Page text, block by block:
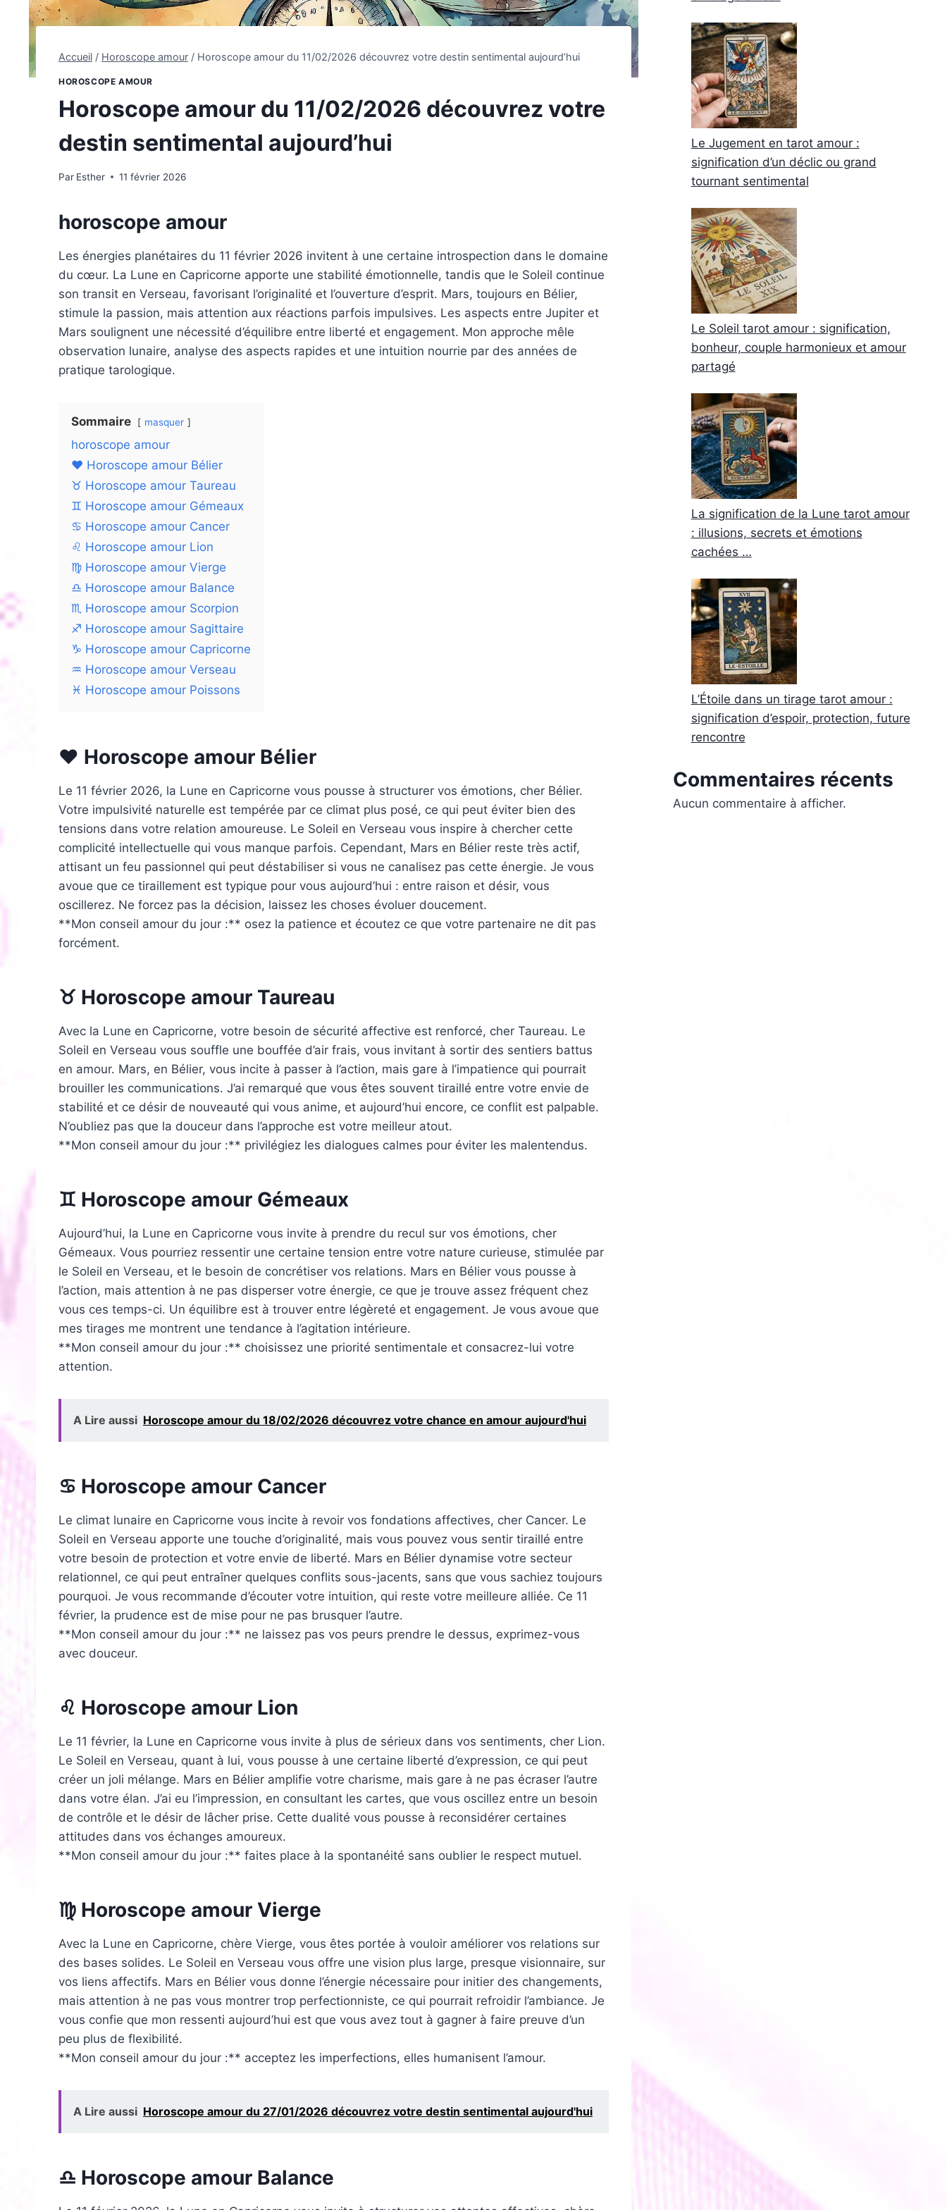
Accueil / Horoscope amour / Horoscope amour du 11/02/2026 découvrez votre destin sentimental aujourd’hui
HOROSCOPE AMOUR
Horoscope amour du 11/02/2026 découvrez votre
destin sentimental aujourd’hui
Par Esther 11 février 2026
horoscope amour
Les énergies planétaires du 11 février 2026 invitent à une certaine introspection dans le domaine
du cœur. La Lune en Capricorne apporte une stabilité émotionnelle, tandis que le Soleil continue
son transit en Verseau, favorisant l’originalité et l’ouverture d’esprit. Mars, toujours en Bélier,
stimule la passion, mais attention aux réactions parfois impulsives. Les aspects entre Jupiter et
Mars soulignent une nécessité d’équilibre entre liberté et engagement. Mon approche mêle
observation lunaire, analyse des aspects rapides et une intuition nourrie par des années de
pratique tarologique.
Sommaire masquer
horoscope amour
❤️ Horoscope amour Bélier
♉ Horoscope amour Taureau
♊ Horoscope amour Gémeaux
♋ Horoscope amour Cancer
♌ Horoscope amour Lion
♍ Horoscope amour Vierge
♎ Horoscope amour Balance
♏ Horoscope amour Scorpion
♐ Horoscope amour Sagittaire
♑ Horoscope amour Capricorne
♒ Horoscope amour Verseau
♓ Horoscope amour Poissons
❤️ Horoscope amour Bélier
Le 11 février 2026, la Lune en Capricorne vous pousse à structurer vos émotions, cher Bélier.
Votre impulsivité naturelle est tempérée par ce climat plus posé, ce qui peut éviter bien des
tensions dans votre relation amoureuse. Le Soleil en Verseau vous inspire à chercher cette
complicité intellectuelle qui vous manque parfois. Cependant, Mars en Bélier reste très actif,
attisant un feu passionnel qui peut déstabiliser si vous ne canalisez pas cette énergie. Je vous
avoue que ce tiraillement est typique pour vous aujourd’hui : entre raison et désir, vous
oscillerez. Ne forcez pas la décision, laissez les choses évoluer doucement.
**Mon conseil amour du jour :** osez la patience et écoutez ce que votre partenaire ne dit pas
forcément.
♉ Horoscope amour Taureau
Avec la Lune en Capricorne, votre besoin de sécurité affective est renforcé, cher Taureau. Le
Soleil en Verseau vous souffle une bouffée d’air frais, vous invitant à sortir des sentiers battus
en amour. Mars, en Bélier, vous incite à passer à l’action, mais gare à l’impatience qui pourrait
brouiller les communications. J’ai remarqué que vous êtes souvent tiraillé entre votre envie de
stabilité et ce désir de nouveauté qui vous anime, et aujourd’hui encore, ce conflit est palpable.
N’oubliez pas que la douceur dans l’approche est votre meilleur atout.
**Mon conseil amour du jour :** privilégiez les dialogues calmes pour éviter les malentendus.
♊ Horoscope amour Gémeaux
Aujourd’hui, la Lune en Capricorne vous invite à prendre du recul sur vos émotions, cher
Gémeaux. Vous pourriez ressentir une certaine tension entre votre nature curieuse, stimulée par
le Soleil en Verseau, et le besoin de concrétiser vos relations. Mars en Bélier vous pousse à
l’action, mais attention à ne pas disperser votre énergie, ce que je trouve assez fréquent chez
vous ces temps-ci. Un équilibre est à trouver entre légèreté et engagement. Je vous avoue que
mes tirages me montrent une tendance à l’agitation intérieure.
**Mon conseil amour du jour :** choisissez une priorité sentimentale et consacrez-lui votre
attention.
A Lire aussi Horoscope amour du 18/02/2026 découvrez votre chance en amour aujourd'hui
♋ Horoscope amour Cancer
Le climat lunaire en Capricorne vous incite à revoir vos fondations affectives, cher Cancer. Le
Soleil en Verseau apporte une touche d’originalité, mais vous pouvez vous sentir tiraillé entre
votre besoin de protection et votre envie de liberté. Mars en Bélier dynamise votre secteur
relationnel, ce qui peut entraîner quelques conflits sous-jacents, sans que vous sachiez toujours
pourquoi. Je vous recommande d’écouter votre intuition, qui reste votre meilleure alliée. Ce 11
février, la prudence est de mise pour ne pas brusquer l’autre.
**Mon conseil amour du jour :** ne laissez pas vos peurs prendre le dessus, exprimez-vous
avec douceur.
♌ Horoscope amour Lion
Le 11 février, la Lune en Capricorne vous invite à plus de sérieux dans vos sentiments, cher Lion.
Le Soleil en Verseau, quant à lui, vous pousse à une certaine liberté d’expression, ce qui peut
créer un joli mélange. Mars en Bélier amplifie votre charisme, mais gare à ne pas écraser l’autre
dans votre élan. J’ai eu l’impression, en consultant les cartes, que vous oscillez entre un besoin
de contrôle et le désir de lâcher prise. Cette dualité vous pousse à reconsidérer certaines
attitudes dans vos échanges amoureux.
**Mon conseil amour du jour :** faites place à la spontanéité sans oublier le respect mutuel.
♍ Horoscope amour Vierge
Avec la Lune en Capricorne, chère Vierge, vous êtes portée à vouloir améliorer vos relations sur
des bases solides. Le Soleil en Verseau vous offre une vision plus large, presque visionnaire, sur
vos liens affectifs. Mars en Bélier vous donne l’énergie nécessaire pour initier des changements,
mais attention à ne pas vous montrer trop perfectionniste, ce qui pourrait refroidir l’ambiance. Je
vous confie que mon ressenti aujourd’hui est que vous avez tout à gagner à faire preuve d’un
peu plus de flexibilité.
**Mon conseil amour du jour :** acceptez les imperfections, elles humanisent l’amour.
A Lire aussi Horoscope amour du 27/01/2026 découvrez votre destin sentimental aujourd'hui
♎ Horoscope amour Balance
Le Jugement en tarot amour :
signification d’un déclic ou grand
tournant sentimental
Le Soleil tarot amour : signification,
bonheur, couple harmonieux et amour
partagé
La signification de la Lune tarot amour
: illusions, secrets et émotions
cachées …
L’Étoile dans un tirage tarot amour :
signification d’espoir, protection, future
rencontre
Commentaires récents
Aucun commentaire à afficher.